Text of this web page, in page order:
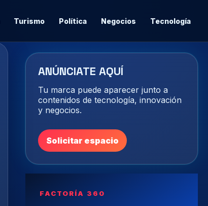
Turismo Política Negocios Tecnología
ANÚNCIATE AQUÍ
Tu marca puede aparecer junto a
contenidos de tecnología, innovación
y negocios.
Solicitar espacio
FACTORÍA 360